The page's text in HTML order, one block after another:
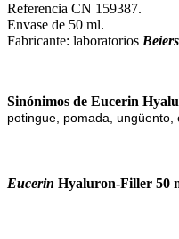
Referencia CN 159387.
Envase de 50 ml.
Fabricante: laboratorios
Sinónimos de Eucerin
potingue, pomada, ungüento,
Eucerin Hyaluron-Filler 50